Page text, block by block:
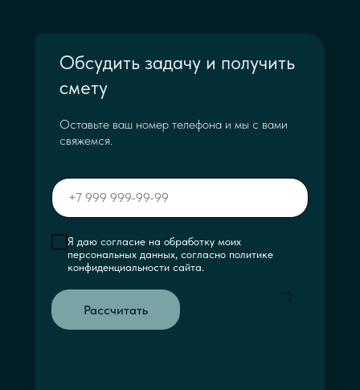
Обсудить задачу и получить
смету
Оставьте ваш номер телефона и мы с вами
свяжемся.
Я даю согласие на обработку моих
персональных данных, согласно политике
конфиденциальности сайта.
Рассчитать